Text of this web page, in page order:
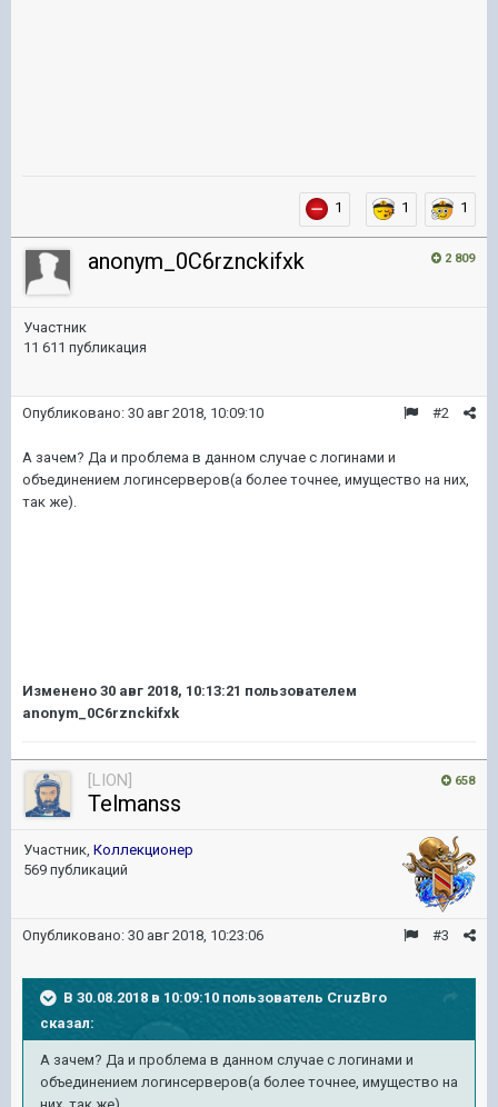
1 1 1
2 809
anonym_0C6rznckifxk
Участник
11 611 публикация
#2
Опубликовано: 30 авг 2018, 10:09:10
А зачем? Да и проблема в данном случае с логинами и
объединением логинсерверов(а более точнее, имущество на них,
так же).
Изменено 30 авг 2018, 10:13:21 пользователем
anonym_0C6rznckifxk
658
[LION]
Telmanss
Участник, Коллекционер
569 публикаций
#3
Опубликовано: 30 авг 2018, 10:23:06
В 30.08.2018 в 10:09:10 пользователь CruzBro
сказал:
А зачем? Да и проблема в данном случае с логинами и
объединением логинсерверов(а более точнее, имущество на